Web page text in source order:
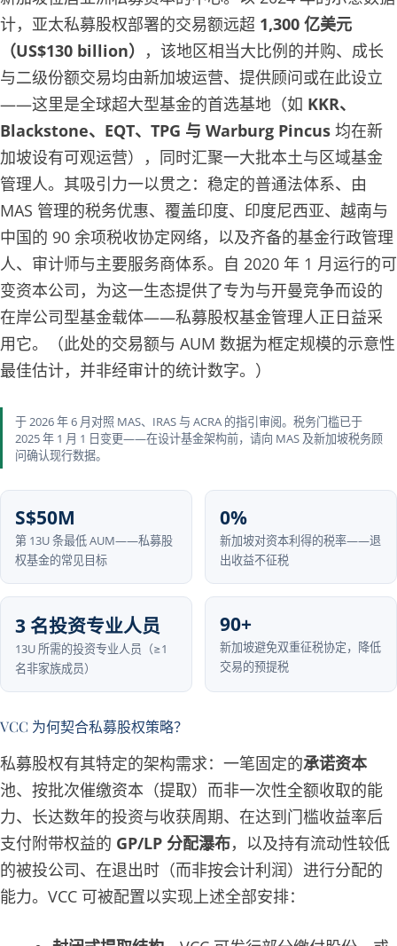
计，亚太私募股权部署的交易额远超 1,300 亿美元
（US$130 billion） ，该地区相当大比例的并购、成长
与二级份额交易均由新加坡运营、提供顾问或在此设立
——这里是全球超大型基金的首选基地（如 KKR、
Blackstone、EQT、TPG 与 Warburg Pincus 均在新
加坡设有可观运营），同时汇聚一大批本土与区域基金
管理人。其吸引力一以贯之：稳定的普通法体系、由
MAS 管理的税务优惠、覆盖印度、印度尼西亚、越南与
中国的 90 余项税收协定网络，以及齐备的基金行政管理
人、审计师与主要服务商体系。自 2020 年 1 月运行的可
变资本公司，为这一生态提供了专为与开曼竞争而设的
在岸公司型基金载体——私募股权基金管理人正日益采
用它。（此处的交易额与 AUM 数据为框定规模的示意性
最佳估计，并非经审计的统计数字。）
于 2026 年 6 月对照 MAS、IRAS 与 ACRA 的指引审阅。税务门槛已于
2025 年 1 月 1 日变更——在设计基金架构前，请向 MAS 及新加坡税务顾
问确认现行数据。
S$50M
第 13U 条最低 AUM——私募股
权基金的常见目标
0%
新加坡对资本利得的税率——退
出收益不征税
3 名投资专业人员
13U 所需的投资专业人员（≥1
名非家族成员）
90+
新加坡避免双重征税协定，降低
交易的预提税
VCC 为何契合私募股权策略？
私募股权有其特定的架构需求：一笔固定的承诺资本
池、按批次催缴资本（提取）而非一次性全额收取的能
力、长达数年的投资与收获周期、在达到门槛收益率后
支付附带权益的 GP/LP 分配瀑布，以及持有流动性较低
的被投公司、在退出时（而非按会计利润）进行分配的
能力。VCC 可被配置以实现上述全部安排：